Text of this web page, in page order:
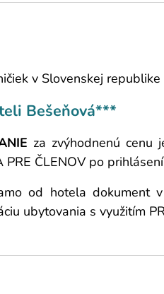
v Slovenskej
Bešeňová***
za zvýhodnenú cenu
PRE ČLENOV po prihlásení
od hotela dokument
ubytovania s využitím